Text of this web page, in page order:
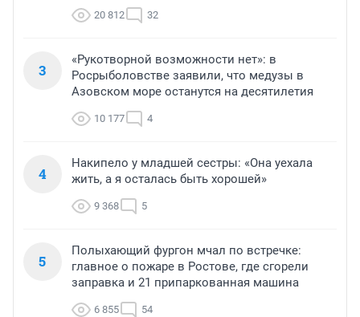
20 812 32
3
«Рукотворной возможности нет»: в
Росрыболовстве заявили, что медузы в
Азовском море останутся на десятилетия
10 177 4
4
Накипело у младшей сестры: «Она уехала
жить, а я осталась быть хорошей»
9 368 5
5
Полыхающий фургон мчал по встречке:
главное о пожаре в Ростове, где сгорели
заправка и 21 припаркованная машина
6 855 54